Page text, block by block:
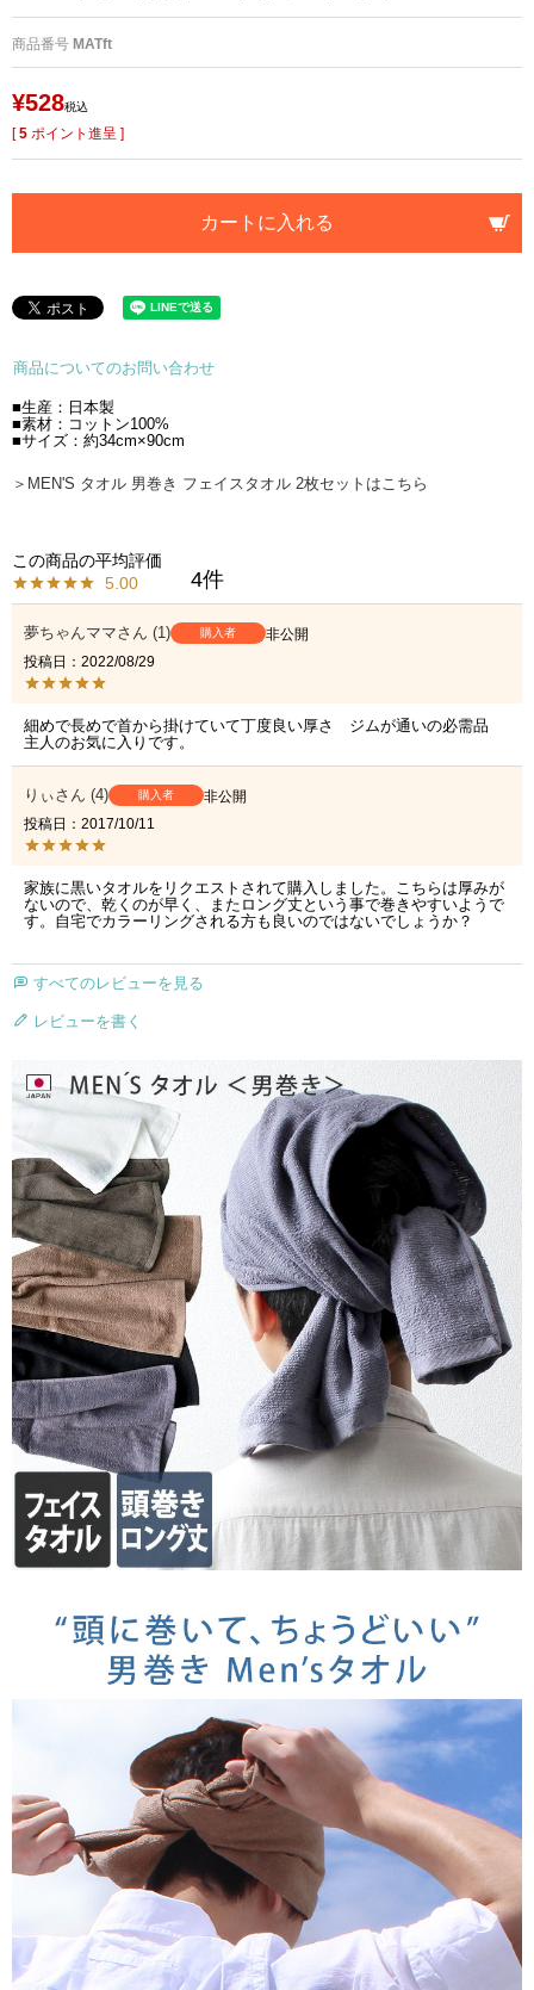
商品番号 MATft
¥528税込
[5 ポイント進呈 ]
カートに入れる
商品についてのお問い合わせ
■生産：日本製
■素材：コットン100%
■サイズ：約34cm×90cm
＞MEN'S タオル 男巻き フェイスタオル 2枚セットはこちら
5.00 4
夢ちゃんママ 1 購入者
非公開
投稿日
2022/08/29
細めで長めで首から掛けていて丁度良い厚さ　ジムが通いの必需品
主人のお気に入りです。
りぃ 4 購入者
非公開
投稿日
2017/10/11
家族に黒いタオルをリクエストされて購入しました。こちらは厚みが
ないので、乾くのが早く、またロング丈という事で巻きやすいようで
す。自宅でカラーリングされる方も良いのではないでしょうか？
すべてのレビューを見る
レビューを書く